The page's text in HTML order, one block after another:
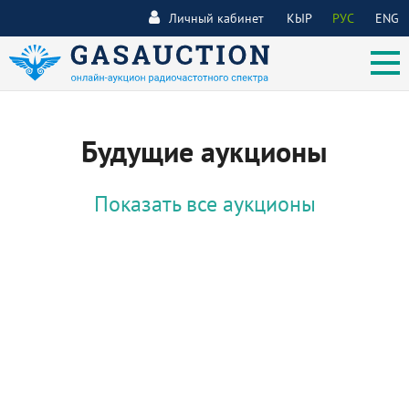
КЫР РУС ENG
Личный кабинет
Будущие аукционы
Показать все аукционы